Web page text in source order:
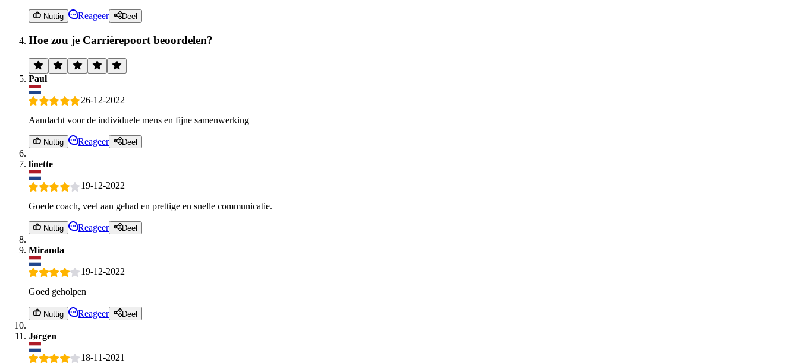
Nuttig Reageer Deel
Hoe zou je Carrièrepoort beoordelen?
Paul
26-12-2022
Aandacht voor de individuele mens en fijne samenwerking
Nuttig Reageer Deel
linette
19-12-2022
Goede coach, veel aan gehad en prettige en snelle communicatie.
Nuttig Reageer Deel
Miranda
19-12-2022
Goed geholpen
Nuttig Reageer Deel
Jørgen
18-11-2021